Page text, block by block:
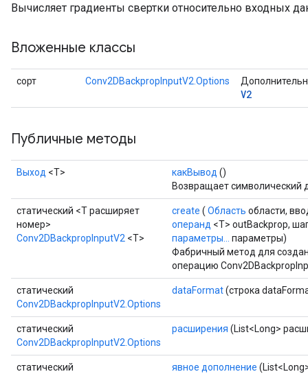
Вычисляет градиенты свертки относительно входных
Вложенные классы
сорт Conv2DBackpropInputV2.Options
V2
Публичные методы
Выход <Т> какВывод ()
Возвращает символический
статический <T расширяет
номер>
Conv2DBackpropInputV2 <T>
create ( Область области,
операнд <T> outBackprop,
параметры...
параметры)
Фабричный метод для
операцию
статический
Conv2DBackpropInputV2.Options
dataFormat(строка
статический
Conv2DBackpropInputV2.Options
расширения (List<Long>
статический
явное дополнение